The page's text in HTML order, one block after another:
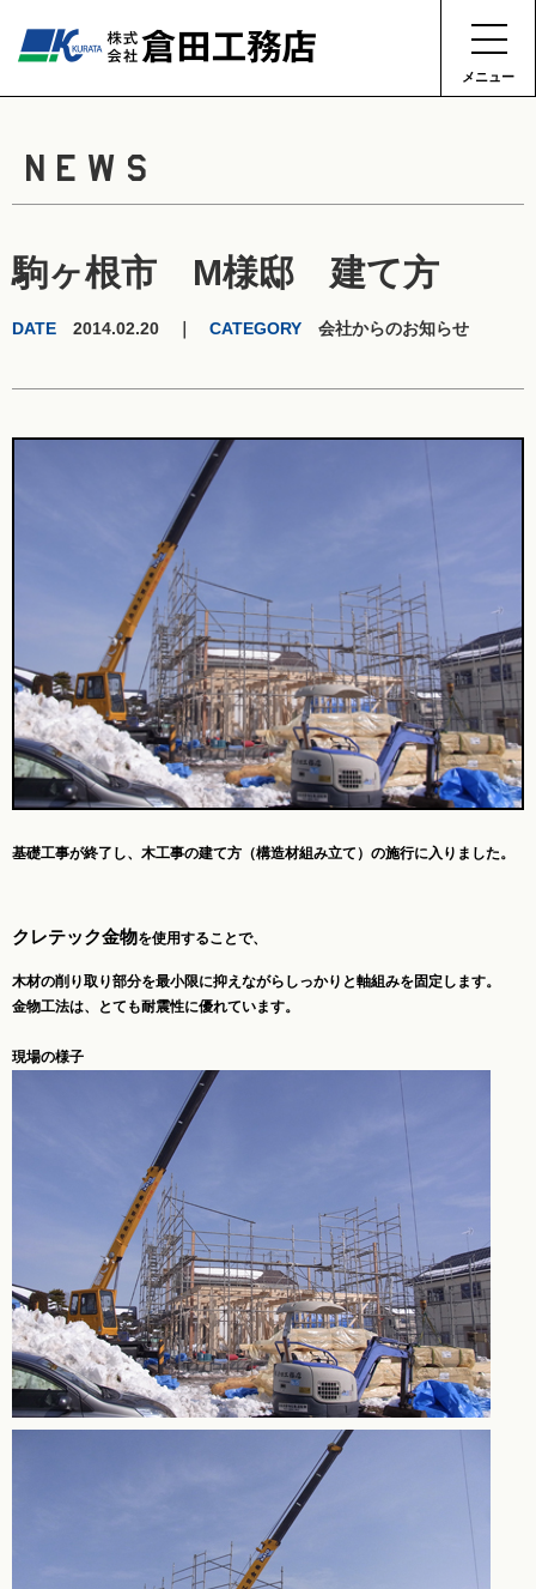
メニュー
NEWS
駒ヶ根市 M様邸 建て方
DATE 2014.02.20 ｜ CATEGORY 会社からのお知らせ
基礎工事が終了し、木工事の建て方（構造材組み立て）の施行に入りました。
クレテック金物を使用することで、
木材の削り取り部分を最小限に抑えながらしっかりと軸組みを固定します。
金物工法は、とても耐震性に優れています。
現場の様子